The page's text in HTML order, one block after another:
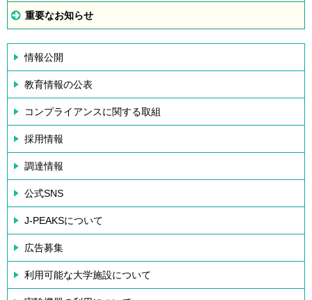
重要なお知らせ
情報公開
教育情報の公表
コンプライアンスに関する取組
採用情報
調達情報
公式SNS
J-PEAKSについて
広告募集
利用可能な大学施設について